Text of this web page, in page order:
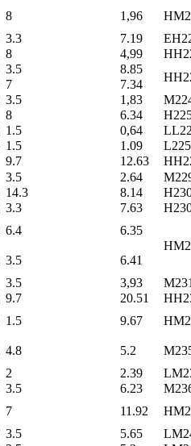
8 1,96
3.3 7.19
8 4,99
3.5 8.85
7
7.34
3.5 1,83
8 6.34
1.5 0,64
1.5 1.09
9.7 12.63
3.5 2.64
14.3 8.14
3.3 7.63
6.4
6.35
3.5
6.41
3.5 3,93
9.7 20.51
1.5 9.67
4.8 5.2
2 2.39
3.5 6.23
7 11.92
3.5 5.65